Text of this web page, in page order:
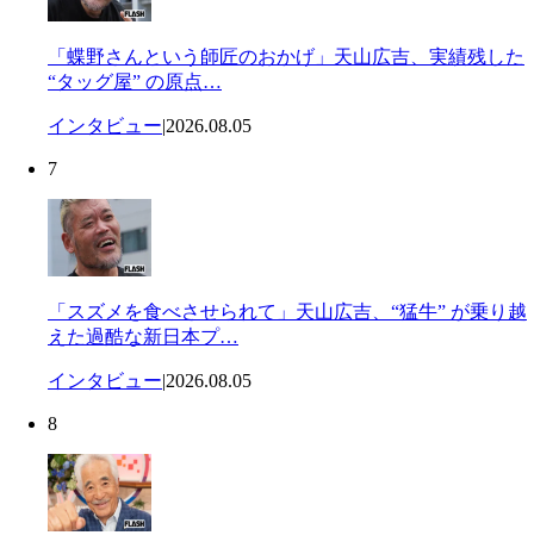
「蝶野さんという師匠のおかげ」天山広吉、実績残した
“タッグ屋” の原点…
インタビュー|2026.08.05
7
「スズメを食べさせられて」天山広吉、“猛牛” が乗り越
えた過酷な新日本プ…
インタビュー|2026.08.05
8